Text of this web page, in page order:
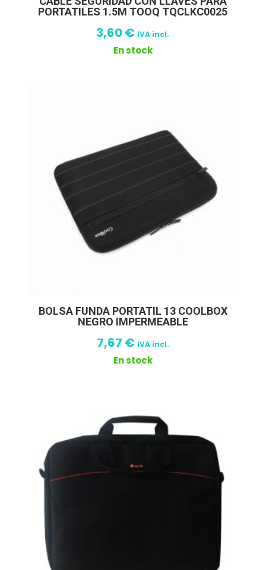
PORTATILES 1.5M TOOQ TQCLKC0025
3,60€ IVA incl.
En stock
BOLSA FUNDA PORTATIL 13 COOLBOX
NEGRO IMPERMEABLE
7,67 € IVA incl.
En stock